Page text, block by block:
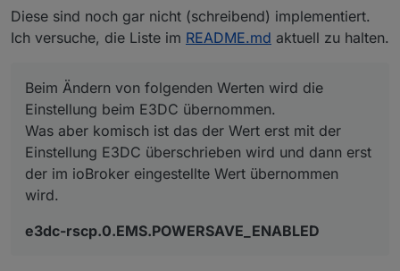
Diese sind noch gar nicht (schreibend) implementiert.
Ich versuche, die Liste im README.md aktuell zu halten.
Beim Ändern von folgenden Werten wird die
Einstellung beim E3DC übernommen.
Was aber komisch ist das der Wert erst mit der
Einstellung E3DC überschrieben wird und dann erst
der im ioBroker eingestellte Wert übernommen
wird.
e3dc-rscp.0.EMS.POWERSAVE_ENABLED